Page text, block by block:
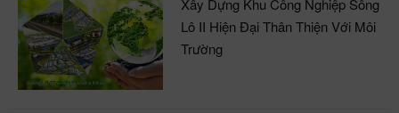
Xây Dựng Khu Công Nghiệp Sông
Lô II Hiện Đại Thân Thiện Với Môi
Trường